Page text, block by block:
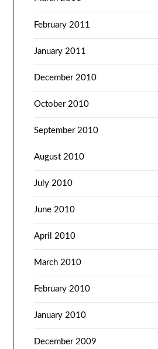
February 2011
January 2011
December 2010
October 2010
September 2010
August 2010
July 2010
June 2010
April 2010
March 2010
February 2010
January 2010
December 2009